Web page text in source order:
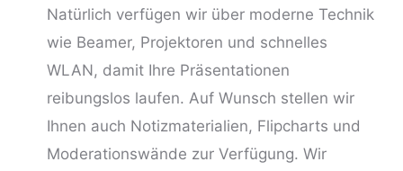
Natürlich verfügen wir über moderne Technik
wie Beamer, Projektoren und schnelles
WLAN, damit Ihre Präsentationen
reibungslos laufen. Auf Wunsch stellen wir
Ihnen auch Notizmaterialien, Flipcharts und
Moderationswände zur Verfügung. Wir